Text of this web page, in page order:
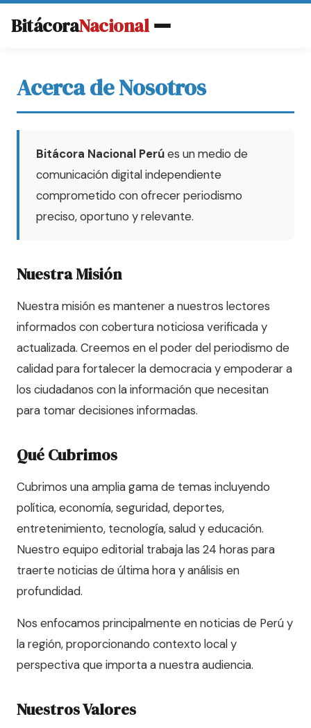
BitácoraNacional
Acerca de Nosotros
Bitácora Nacional Perúes un medio de
comunicación digital independiente
comprometido con ofrecer periodismo
preciso, oportuno y relevante.
Nuestra Misión
Nuestra misión es mantener a nuestros lectores
informados con cobertura noticiosa verificada y
actualizada. Creemos en el poder del periodismo de
calidad para fortalecer la democracia y empoderar a
los ciudadanos con la información que necesitan
para tomar decisiones informadas.
Qué Cubrimos
Cubrimos una amplia gama de temas incluyendo
política, economía, seguridad, deportes,
entretenimiento, tecnología, salud y educación.
Nuestro equipo editorial trabaja las 24 horas para
traerte noticias de última hora y análisis en
profundidad.
Nos enfocamos principalmente en noticias de Perú y
la región, proporcionando contexto local y
perspectiva que importa a nuestra audiencia.
Nuestros Valores